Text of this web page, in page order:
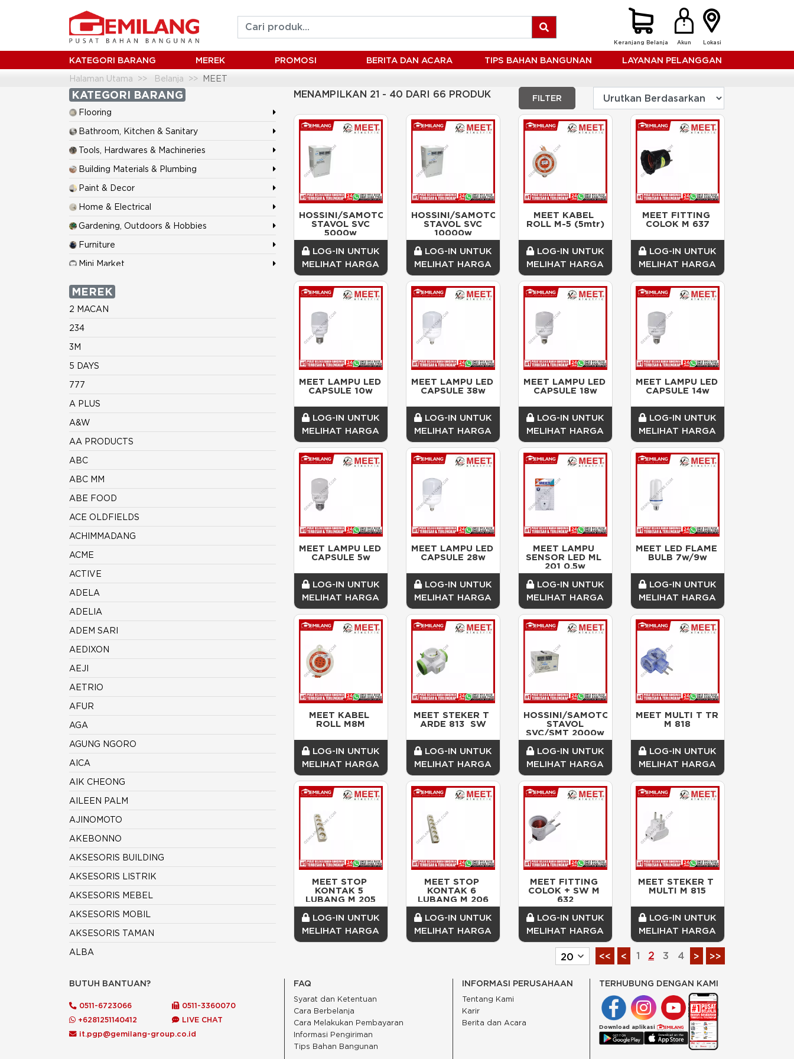
Keranjang Belanja Akun Lokasi
KATEGORI BARANG MEREK PROMOSI BERITA DAN ACARA TIPS BAHAN BANGUNAN LAYANAN PELANGGAN
Halaman Utama Belanja MEET
KATEGORI BARANG
Flooring
Bathroom, Kitchen & Sanitary
Tools, Hardwares & Machineries
Building Materials & Plumbing
Paint & Decor
Home & Electrical
Gardening, Outdoors & Hobbies
Furniture
Mini Market
MEREK
2 MACAN
234
3M
5 DAYS
777
A PLUS
A&W
AA PRODUCTS
ABC
ABC MM
ABE FOOD
ACE OLDFIELDS
ACHIMMADANG
ACME
ACTIVE
ADELA
ADELIA
ADEM SARI
AEDIXON
AEJI
AETRIO
AFUR
AGA
AGUNG NGORO
AICA
AIK CHEONG
AILEEN PALM
AJINOMOTO
AKEBONNO
AKSESORIS BUILDING
AKSESORIS LISTRIK
AKSESORIS MEBEL
AKSESORIS MOBIL
AKSESORIS TAMAN
ALBA
ALDERON
ALDO
MENAMPILKAN 21 - 40 DARI 66 PRODUK FILTER
HOSSINI/SAMOTO
STAVOL SVC
5000w
LOG-IN UNTUK
MELIHAT HARGA
HOSSINI/SAMOTO
STAVOL SVC
10000w
LOG-IN UNTUK
MELIHAT HARGA
MEET KABEL
ROLL M-5 (5mtr)
LOG-IN UNTUK
MELIHAT HARGA
MEET FITTING
COLOK M 637
LOG-IN UNTUK
MELIHAT HARGA
MEET LAMPU LED
CAPSULE 10w
LOG-IN UNTUK
MELIHAT HARGA
MEET LAMPU LED
CAPSULE 38w
LOG-IN UNTUK
MELIHAT HARGA
MEET LAMPU LED
CAPSULE 18w
LOG-IN UNTUK
MELIHAT HARGA
MEET LAMPU LED
CAPSULE 14w
LOG-IN UNTUK
MELIHAT HARGA
MEET LAMPU LED
CAPSULE 5w
LOG-IN UNTUK
MELIHAT HARGA
MEET LAMPU LED
CAPSULE 28w
LOG-IN UNTUK
MELIHAT HARGA
MEET LAMPU
SENSOR LED ML
201 0.5w
LOG-IN UNTUK
MELIHAT HARGA
MEET LED FLAME
BULB 7w/9w
LOG-IN UNTUK
MELIHAT HARGA
MEET KABEL
ROLL M8M
LOG-IN UNTUK
MELIHAT HARGA
MEET STEKER T
ARDE 813  SW
LOG-IN UNTUK
MELIHAT HARGA
HOSSINI/SAMOTO
STAVOL
SVC/SMT 2000w
LOG-IN UNTUK
MELIHAT HARGA
MEET MULTI T TR
M 818
LOG-IN UNTUK
MELIHAT HARGA
MEET STOP
KONTAK 5
LUBANG M 205
LOG-IN UNTUK
MELIHAT HARGA
MEET STOP
KONTAK 6
LUBANG M 206
LOG-IN UNTUK
MELIHAT HARGA
MEET FITTING
COLOK + SW M
632
LOG-IN UNTUK
MELIHAT HARGA
MEET STEKER T
MULTI M 815
LOG-IN UNTUK
MELIHAT HARGA
<< < 1 2 3 4 > >>
BUTUH BANTUAN?
0511-6723066
0511-3360070
+6281251140412
LIVE CHAT
it.pgp@gemilang-group.co.id
FAQ
Syarat dan Ketentuan
Cara Berbelanja
Cara Melakukan Pembayaran
Informasi Pengiriman
Tips Bahan Bangunan
INFORMASI PERUSAHAAN
Tentang Kami
Karir
Berita dan Acara
TERHUBUNG DENGAN KAMI
Download aplikasi